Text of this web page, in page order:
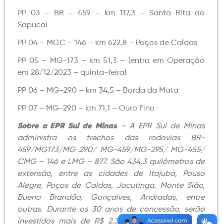
PP 03 – BR – 459 – km 117,3 – Santa Rita do
Sapucaí
PP 04 – MGC – 146 – km 622,8 – Poços de Caldas
PP 05 – MG-173 – km 51,3 – (entra em Operação
em 28/12/2023 – quinta-feira)
PP 06 – MG-290 – km 34,5 – Borda da Mata
PP 07 – MG-290 – km 71,1 – Ouro Fino
Sobre a EPR Sul de Minas– A EPR Sul de Minas
administra os trechos das rodovias BR-
459/MG173/MG 290/ MG-459/MG-295/ MG-455/
CMG – 146 e LMG – 877. São 434,3 quilômetros de
extensão, entre as cidades de Itajubá, Pouso
Alegre, Poços de Caldas, Jacutinga, Monte Sião,
Bueno Brandão, Gonçalves, Andradas, entre
outras. Durante os 30 anos de concessão, serão
investidos mais de R$ 2,3 bilhões em obras. As